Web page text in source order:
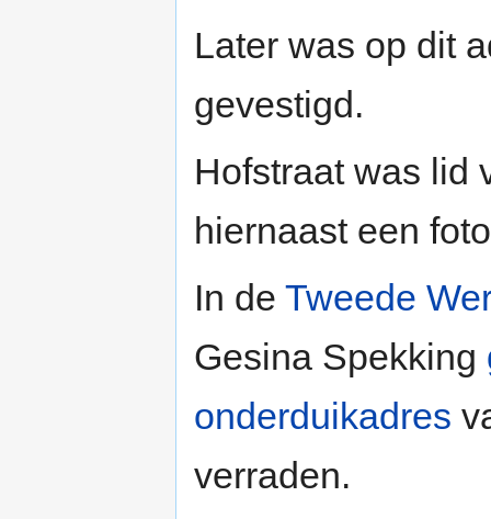
Later was op dit
gevestigd.
Hofstraat was lid
hiernaast een
In de Tweede
Gesina Spekking
onderduikadres
verraden.